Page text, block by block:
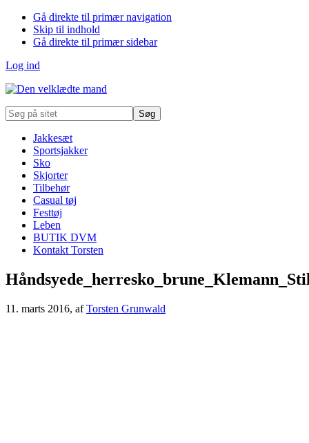
Gå direkte til primær navigation
Skip til indhold
Gå direkte til primær sidebar
Log ind
Søg
på
Jakkesæt
Sportsjakker
Sko
Skjorter
Tilbehør
Casual tøj
Festtøj
Leben
BUTIK DVM
Kontakt Torsten
11. marts 2016, afTorsten Grunwald